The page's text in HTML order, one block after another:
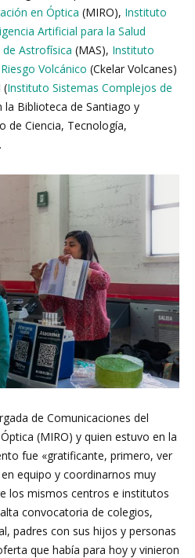
en Óptica (MIRO), Instituto
Artificial para la Salud
Astrofísica (MAS), Instituto
Volcánico (Ckelar Volcanes)
(Instituto Sistemas Complejos de
Biblioteca de Santiago y
de Ciencia, Tecnología,
de Comunicaciones del
(MIRO) y quien estuvo en la
fue «gratificante, primero, ver
equipo y coordinarnos muy
los mismos centros e institutos
convocatoria de colegios,
padres con sus hijos y personas
que había para hoy y vinieron